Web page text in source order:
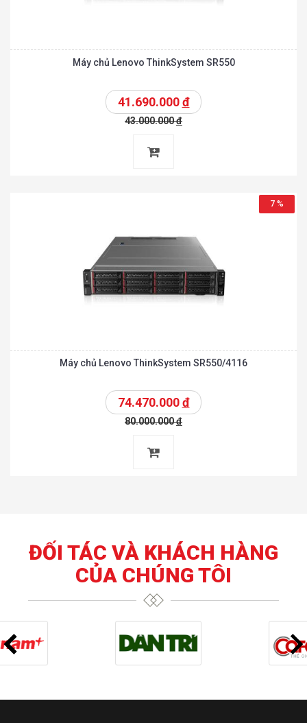
Máy chủ Lenovo ThinkSystem SR550
41.690.000đ
43.000.000đ
7 %
Máy chủ Lenovo ThinkSystem SR550/4116
74.470.000đ
80.000.000đ
ĐỐI TÁC VÀ KHÁCH HÀNG
CỦA CHÚNG TÔI